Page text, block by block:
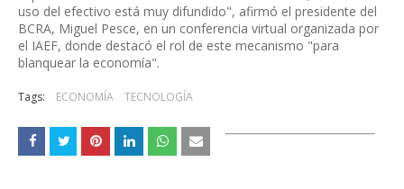
uso del efectivo está muy difundido", afirmó el presidente del
BCRA, Miguel Pesce, en un conferencia virtual organizada por
el IAEF, donde destacó el rol de este mecanismo "para
blanquear la economía".
Tags: ECONOMÍA TECNOLOGÍA